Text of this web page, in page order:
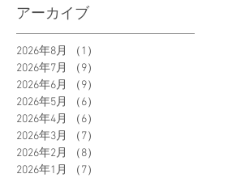
アーカイブ
2026年8月 （1）
2026年7月
（9）
2026年6月
（9）
2026年5月
（6）
2026年4月
（6）
2026年3月
（7）
2026年2月
（8）
2026年1月
（7）